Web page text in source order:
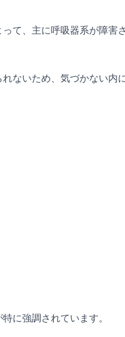
て、主に呼吸器系が障害
ないため、気づかない内
に強調されています。